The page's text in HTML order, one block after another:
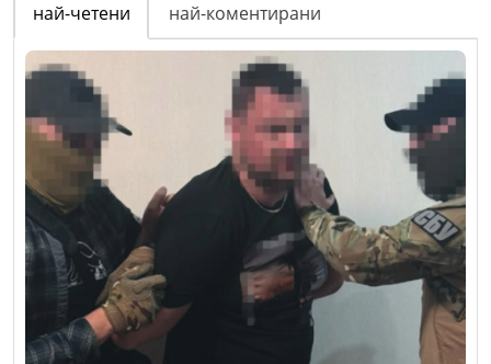
най-четени най-коментирани